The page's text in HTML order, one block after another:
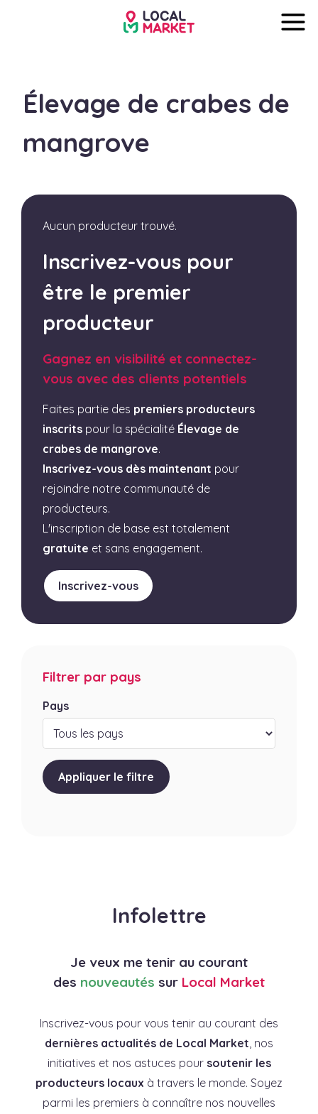
Élevage de crabes de
mangrove
Aucun producteur trouvé.
Inscrivez-vous pour
être le premier
producteur
Gagnez en visibilité et connectez-
vous avec des clients potentiels
Faites partie des premiers producteurs
inscrits pour la spécialité Élevage de
crabes de mangrove.
Inscrivez-vous dès maintenant pour
rejoindre notre communauté de
producteurs.
L'inscription de base est totalement
gratuite et sans engagement.
Inscrivez-vous
Filtrer par pays
Pays
Appliquer le filtre
Infolettre
Je veux me tenir au courant
des nouveautés sur Local Market
Inscrivez-vous pour vous tenir au courant des
dernières actualités de Local Market, nos
initiatives et nos astuces pour soutenir les
producteurs locaux à travers le monde. Soyez
parmi les premiers à connaître nos nouvelles